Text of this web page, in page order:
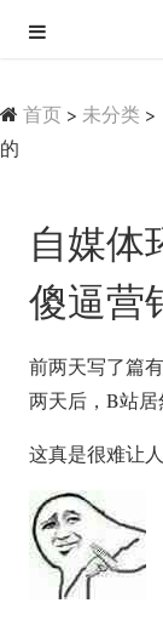
首页 > 未分类 >
的
自媒体
傻逼营
前两天写了篇
两天后，B站居
这真是很难让人